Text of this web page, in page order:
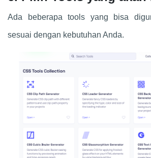
Ada beberapa tools yang bisa
sesuai dengan kebutuhan Anda.